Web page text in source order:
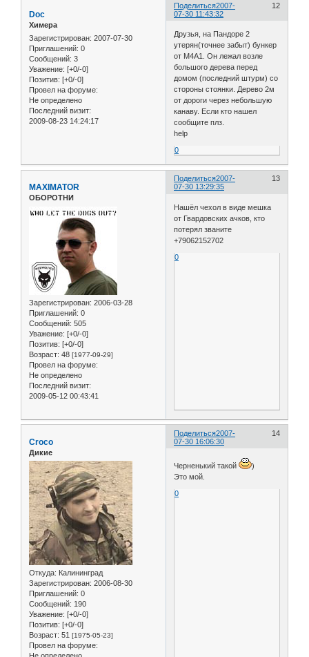
Поделиться 12
2007-
07-30 11:43:32
Doc
Химера
Зарегистрирован: 2007-07-30
Приглашений: 0
Сообщений: 3
Уважение: [+0/-0]
Позитив: [+0/-0]
Провел на форуме:
Не определено
Последний визит:
2009-08-23 14:24:17
Друзья, на Пандоре 2
утерян(точнее забыт) бункер
от М4А1. Он лежал возле
большого дерева перед
домом (последний штурм) со
стороны стоянки. Дерево 2м
от дороги через небольшую
канаву. Если кто нашел
сообщите плз.
help
0
Поделиться 13
2007-
07-30 13:29:35
MAXIMATOR
ОБОРОТНИ
Зарегистрирован: 2006-03-28
Приглашений: 0
Сообщений: 505
Уважение: [+0/-0]
Позитив: [+0/-0]
Возраст: 48 [1977-09-29]
Провел на форуме:
Не определено
Последний визит:
2009-05-12 00:43:41
Нашёл чехол в виде мешка
от Гвардовских ачков, кто
потерял званите
+79062152702
0
Поделиться 14
2007-
07-30 16:06:30
Croco
Дикие
Откуда: Калининград
Зарегистрирован: 2006-08-30
Приглашений: 0
Сообщений: 190
Уважение: [+0/-0]
Позитив: [+0/-0]
Возраст: 51 [1975-05-23]
Провел на форуме:
Черненький такой
)
Это мой.
0